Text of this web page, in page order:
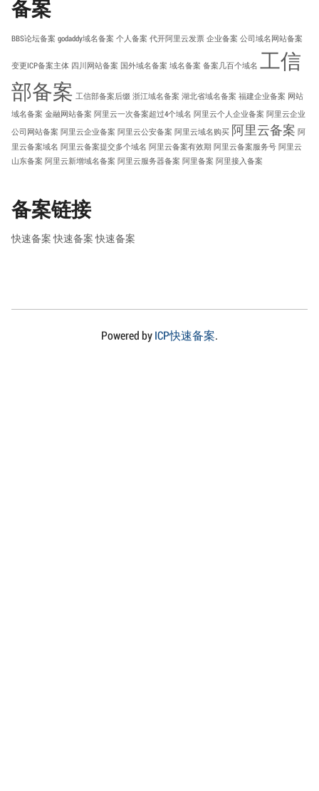
备案
BBS论坛备案 godaddy域名备案 个人备案 代开阿里云发票 企业备案 公司域名网站备案
变更ICP备案主体 四川网站备案 国外域名备案 域名备案 备案几百个域名 工信
部备案 工信部备案后缀 浙江域名备案 湖北省域名备案 福建企业备案 网站
域名备案 金融网站备案 阿里云一次备案超过4个域名 阿里云个人企业备案 阿里云企业
公司网站备案 阿里云企业备案 阿里云公安备案 阿里云域名购买 阿里云备案 阿
里云备案域名 阿里云备案提交多个域名 阿里云备案有效期 阿里云备案服务号 阿里云
山东备案 阿里云新增域名备案 阿里云服务器备案 阿里备案 阿里接入备案
备案链接
快速备案 快速备案 快速备案
Powered byICP快速备案.